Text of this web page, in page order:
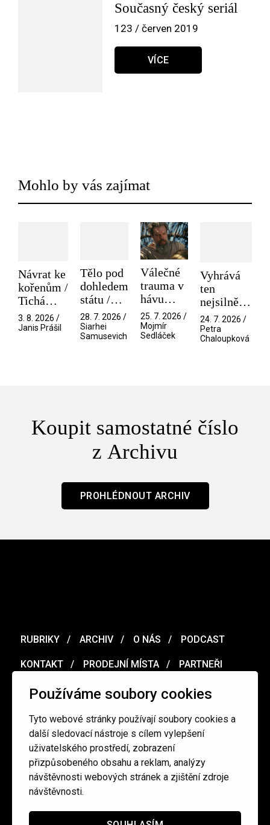
Používáme soubory cookies
Tyto webové stránky používají soubory cookies a
další sledovací nástroje s cílem vylepšení
uživatelského prostředí, zobrazení
přizpůsobeného obsahu a reklam, analýzy
návštěvnosti webových stránek a zjištění zdroje
návštěvnosti.
Současný český seriál
123 / červen 2019
VÍCE
Mohlo by vás zajímat
Návrat ke
kořenům /
Tichá
přítelkyně
3. 8. 2026 /
Janis Prášil
Tělo pod
dohledem
státu /
Pramen
28. 7. 2026 /
Siarhei
Samusevich
Válečné
trauma v
hávu
spektáklu
/ Odyssea
25. 7. 2026 /
Mojmír
Sedláček
Vyhrává
ten
nejsilnější
/ V nitru
manosféry
24. 7. 2026 /
Petra
Chaloupková
Koupit samostatné číslo
z Archivu
PROHLÉDNOUT ARCHIV
RUBRIKY ARCHIV O NÁS PODCAST
KONTAKT PRODEJNÍ MÍSTA PARTNEŘI
MERCH VOUCHER
Ochrana osobních údajů / Obchodní podmínky
redakce@cinepur.cz